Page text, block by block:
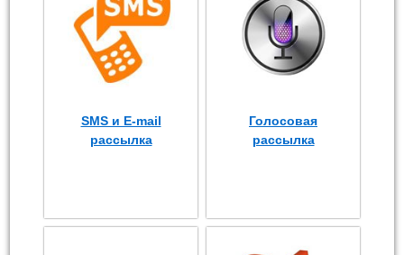
SMS и E-mail
рассылка
Голосовая
рассылка